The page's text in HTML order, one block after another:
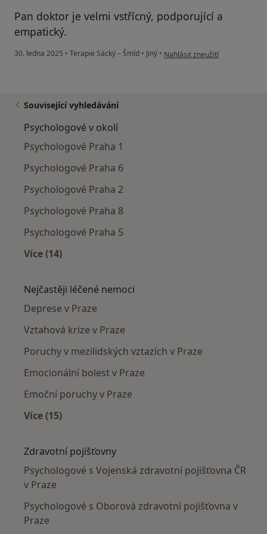
Pan doktor je velmi vstřícný, podporující a
empatický.
30. ledna 2025 • Terapie Sácký – Šmíd • Jiný • podle názoru uživatele Tereza
Nahlásit zneužití
Související vyhledávání
Psychologové v okolí
Psychologové Praha 1
Psychologové Praha 6
Psychologové Praha 2
Psychologové Praha 8
Psychologové Praha 5
Více (14)
Nejčastěji léčené nemoci
Deprese v Praze
Vztahová krize v Praze
Poruchy v mezilidských vztazích v Praze
Emocionální bolest v Praze
Emoční poruchy v Praze
Více (15)
Zdravotní pojišťovny
Psychologové s Vojenská zdravotní pojišťovna ČR
v Praze
Psychologové s Oborová zdravotní pojišťovna v
Praze